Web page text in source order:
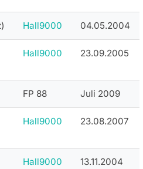
Hall9000 04.05.2004
Hall9000 23.09.2005
FP 88 Juli 2009
Hall9000 23.08.2007
Hall9000 13.11.2004